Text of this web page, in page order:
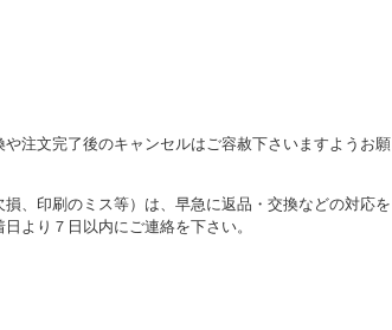
注文完了後のキャンセルはご容赦下さいますようお願
、印刷のミス等）は、早急に返品・交換などの対応を
より７日以内にご連絡を下さい。